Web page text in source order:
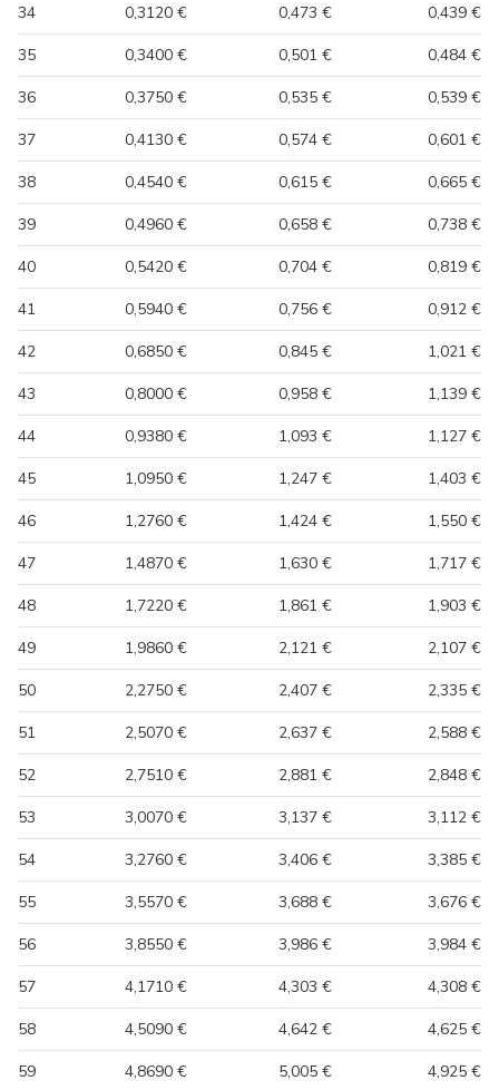
34
0,3120 € 0,473 €
0,439 €
35
0,3400 € 0,501 €
0,484 €
36
0,3750 € 0,535 €
0,539 €
37
0,4130 € 0,574 €
0,601 €
38
0,4540 € 0,615 €
0,665 €
39
0,4960 € 0,658 €
0,738 €
40
0,5420 € 0,704 €
0,819 €
41
0,5940 € 0,756 €
0,912 €
42
0,6850 € 0,845 €
1,021 €
43
0,8000 € 0,958 €
1,139 €
44
0,9380 € 1,093 €
1,127 €
45
1,0950 € 1,247 €
1,403 €
46
1,2760 € 1,424 €
1,550 €
47
1,4870 € 1,630 €
1,717 €
48
1,7220 € 1,861 €
1,903 €
49
1,9860 € 2,121 €
2,107 €
50
2,2750 € 2,407 €
2,335 €
51
2,5070 € 2,637 €
2,588 €
52
2,7510 € 2,881 €
2,848 €
53
3,0070 € 3,137 €
3,112 €
54
3,2760 € 3,406 €
3,385 €
55
3,5570 € 3,688 €
3,676 €
56
3,8550 € 3,986 €
3,984 €
57
4,1710 € 4,303 €
4,308 €
58
4,5090 € 4,642 €
4,625 €
59
4,8690 € 5,005 € 4,925 €